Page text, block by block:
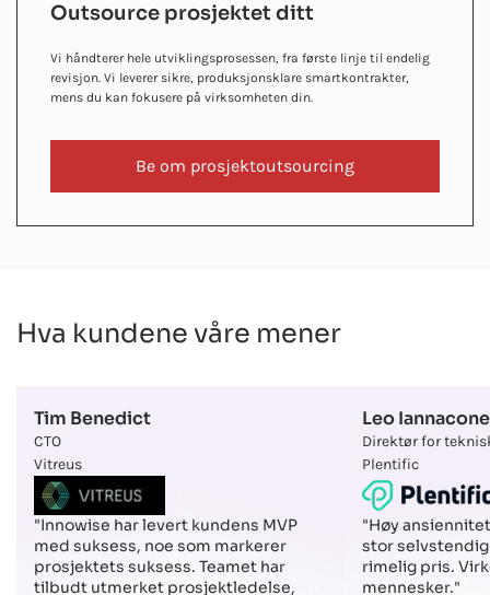
Outsource prosjektet ditt
Vi håndterer hele utviklingsprosessen, fra første linje til endelig
revisjon. Vi leverer sikre, produksjonsklare smartkontrakter,
mens du kan fokusere på virksomheten din.
Be om prosjektoutsourcing
Hva kundene våre mener
Tim Benedict
CTO
Vitreus
"Innowise har levert kundens MVP
med suksess, noe som markerer
prosjektets suksess. Teamet har
tilbudt utmerket prosjektledelse,
Leo Iannacone
Direktør for
Plentific
"Høy
stor
rimelig pris.
mennesker."